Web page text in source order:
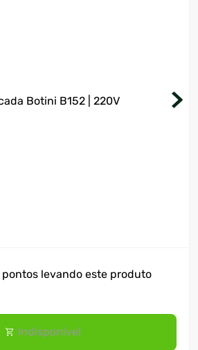
pontos levando este produto
Indisponível